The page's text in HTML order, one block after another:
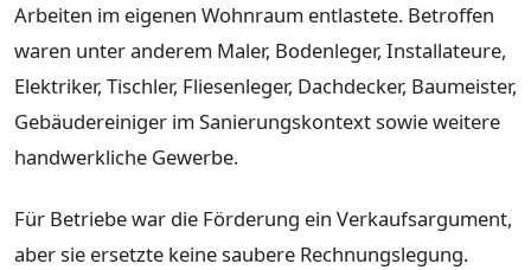
Arbeiten im eigenen Wohnraum entlastete. Betroffen
waren unter anderem Maler, Bodenleger, Installateure,
Elektriker, Tischler, Fliesenleger, Dachdecker, Baumeister,
Gebäudereiniger im Sanierungskontext sowie weitere
handwerkliche Gewerbe.
Für Betriebe war die Förderung ein Verkaufsargument,
aber sie ersetzte keine saubere Rechnungslegung.